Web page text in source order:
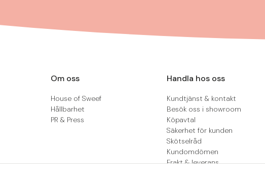
Om oss
House of Sweef
Hållbarhet
PR & Press
Handla hos oss
Kundtjänst & kontakt
Besök oss i showroom
Köpavtal
Säkerhet för kunden
Skötselråd
Kundomdömen
Frakt & leverans